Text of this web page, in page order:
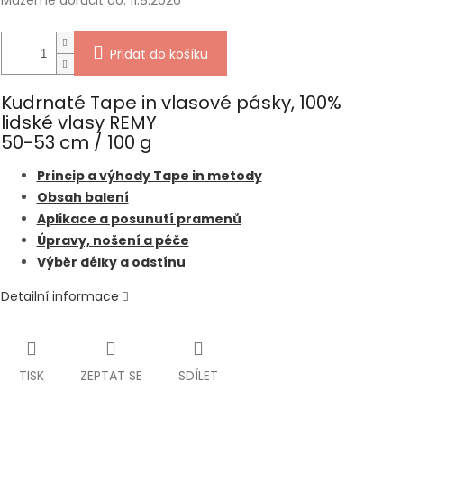
Přidat do košíku
Kudrnaté Tape in vlasové pásky, 100%
lidské vlasy REMY
50-53 cm / 100 g
Princip a výhody Tape in metody
Obsah balení
Aplikace a posunutí pramenů
Úpravy, nošení a péče
Výběr délky a odstínu
Detailní informace
TISK ZEPTAT SE SDÍLET